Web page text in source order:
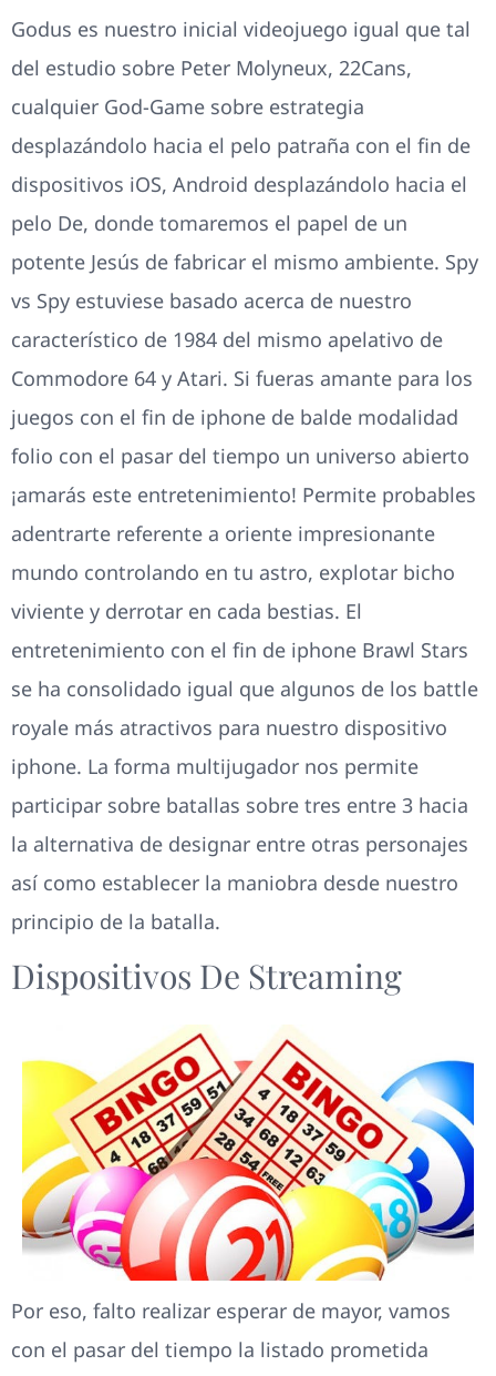
Godus es nuestro inicial videojuego igual que tal
del estudio sobre Peter Molyneux, 22Cans,
cualquier God-Game sobre estrategia
desplazándolo hacia el pelo patraña con el fin de
dispositivos iOS, Android desplazándolo hacia el
pelo De, donde tomaremos el papel de un
potente Jesús de fabricar el mismo ambiente. Spy
vs Spy estuviese basado acerca de nuestro
característico de 1984 del mismo apelativo de
Commodore 64 y Atari. Si fueras amante para los
juegos con el fin de iphone de balde modalidad
folio con el pasar del tiempo un universo abierto
¡amarás este entretenimiento! Permite probables
adentrarte referente a oriente impresionante
mundo controlando en tu astro, explotar bicho
viviente y derrotar en cada bestias. El
entretenimiento con el fin de iphone Brawl Stars
se ha consolidado igual que algunos de los battle
royale más atractivos para nuestro dispositivo
iphone. La forma multijugador nos permite
participar sobre batallas sobre tres entre 3 hacia
la alternativa de designar entre otras personajes
así­ como establecer la maniobra desde nuestro
principio de la batalla.
Dispositivos De Streaming
Por eso, falto realizar esperar de mayor, vamos
con el pasar del tiempo la listado prometida